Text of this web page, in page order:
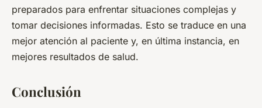
preparados para enfrentar situaciones complejas y
tomar decisiones informadas. Esto se traduce en una
mejor atención al paciente y, en última instancia, en
mejores resultados de salud.
Conclusión